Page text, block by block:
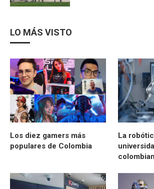
LO MÁS VISTO
Los diez gamers más
populares de Colombia
La